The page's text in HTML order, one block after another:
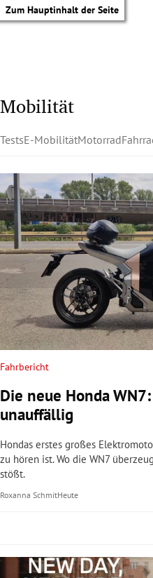
Zum Hauptinhalt der Seite
Untermenü
Untermenü
Untermenü
Untermenü
Untermenü
Untermenü
Untermenü
Mobilität
TestsE-MobilitätMotorrad
Fahrbericht
Die neue Honda
unauffällig
Hondas erstes großes
zu hören ist. Wo die WN7
stößt.
Roxanna SchmitHeute